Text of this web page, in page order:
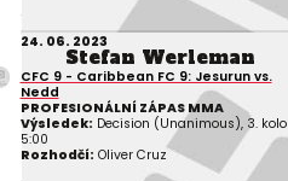
24. 06. 2023
Stefan Werleman
CFC 9 - Caribbean FC 9: Jesurun vs.
Nedd
PROFESIONÁLNÍ ZÁPAS MMA
Výsledek: Decision (Unanimous), 3. kolo
5:00
Rozhodčí: Oliver Cruz